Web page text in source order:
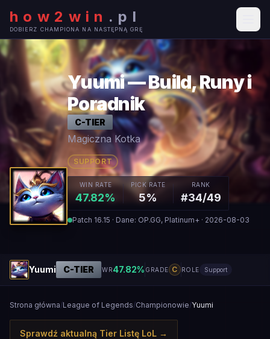
how2win . pl
DOBIERZ CHAMPIONA NA NASTĘPNĄ GRĘ
Yuumi — Build, Runy i
Poradnik
C-TIER
Magiczna Kotka
SUPPORT
WIN RATE
47.82%
PICK RATE
5%
RANK
#34/49
Patch 16.15 · Dane: OP.GG, Platinum+ · 2026-08-03
Yuumi C-TIER WR47.82% GRADE C ROLE Support
Strona główna/League of Legends/Championowie/Yuumi
Sprawdź aktualną Tier Listę LoL →